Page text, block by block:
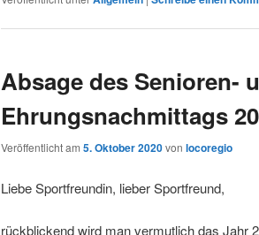
Absage des Senioren-
Ehrungsnachmittags
Veröffentlicht am 5. Oktober 2020von locoregio
Liebe Sportfreundin, lieber Sportfreund,
rückblickend wird man vermutlich das Jahr